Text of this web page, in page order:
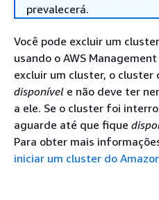
prevalecerá.
Você pode excluir um
usando o AWS Management
excluir um cluster, o
disponível e não deve ter
a ele. Se o cluster foi
aguarde até que fique
Para obter mais
iniciar um cluster do